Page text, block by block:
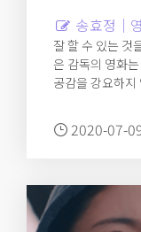
송효정｜
잘 할 수 있는 것
은 감독의 영화
공감을 강요하
2020-07-